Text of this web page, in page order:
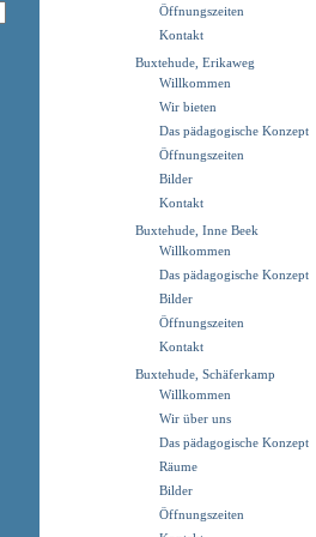
Öffnungszeiten
Kontakt
Buxtehude, Erikaweg
Willkommen
Wir bieten
Das pädagogische Konzept
Öffnungszeiten
Bilder
Kontakt
Buxtehude, Inne Beek
Willkommen
Das pädagogische Konzept
Bilder
Öffnungszeiten
Kontakt
Buxtehude, Schäferkamp
Willkommen
Wir über uns
Das pädagogische Konzept
Räume
Bilder
Öffnungszeiten